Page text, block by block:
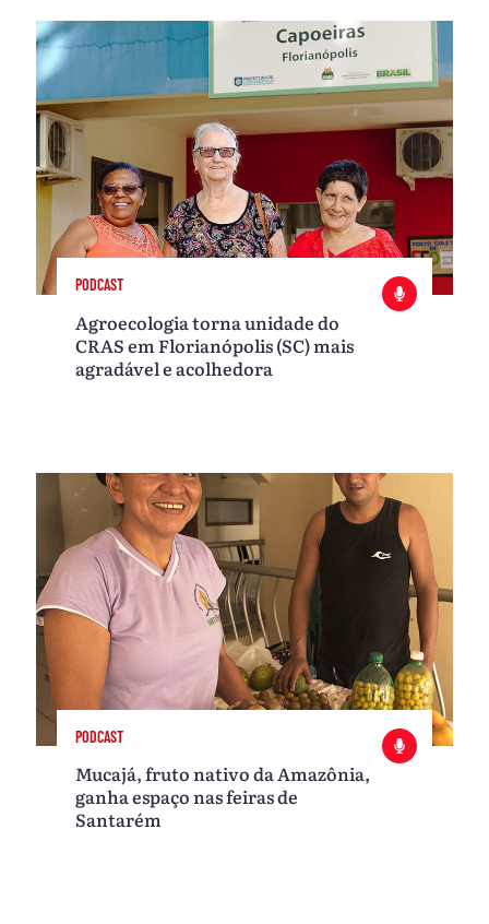
PODCAST
Agroecologia torna unidade do
CRAS em Florianópolis (SC) mais
agradável e acolhedora
PODCAST
Mucajá, fruto nativo da Amazônia,
ganha espaço nas feiras de
Santarém